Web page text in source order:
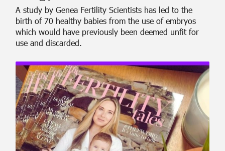
A study by Genea Fertility Scientists has led to the
birth of 70 healthy babies from the use of embryos
which would have previously been deemed unfit for
use and discarded.